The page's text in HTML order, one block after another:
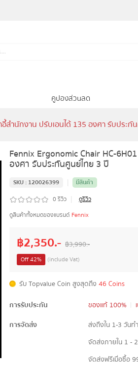
คูปองส่วนลด
สำนักงาน ปรับเอนได้ 135 องศา รับประกั
Fennix Ergonomic Chair HC-
องศา รับประกันศูนย์ไทย 3 ปี
SKU : 120026399 |
มีสินค้า
0 รีวิว |
ดูรีวิว
ดูสินค้าทั้งหมดของแบรนด์ Fennix
฿2,350.- ฿3,990.-
Off42% (include Vat)
รับ Topvalue Coin สูงสุดถึง 46 Coins
การรับประกัน
ของแท้ 100%
การจัดส่ง
ส่งถึงใน 1-3 วันท
จัดส่งภายใน 1 -
จัดส่งฟรีเมื่อซื้อ